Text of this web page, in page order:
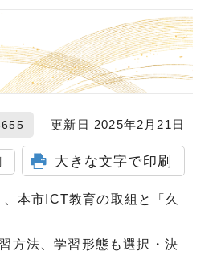
更新日 2025年2月21日
大きな文字で印刷
本市ICT教育の取組と「久
方法、学習形態も選択・決